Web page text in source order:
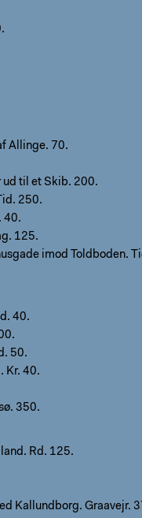
Allinge. 70.
til et Skib. 200.
250.
40.
125.
imod Toldboden.
40.
50.
Kr. 40.
350.
Rd. 125.
Kallundborg. Graavejr.